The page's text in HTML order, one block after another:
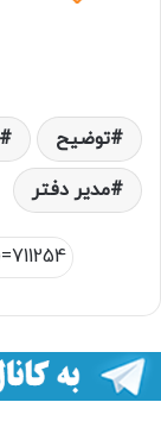
توضيح
مدير دفتر